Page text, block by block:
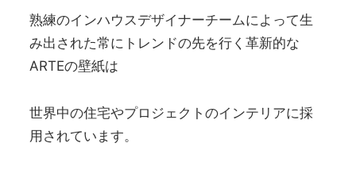
熟練のインハウスデザイナーチームによって生
み出された常にトレンドの先を行く革新的な
ARTEの壁紙は
世界中の住宅やプロジェクトのインテリアに採
用されています。